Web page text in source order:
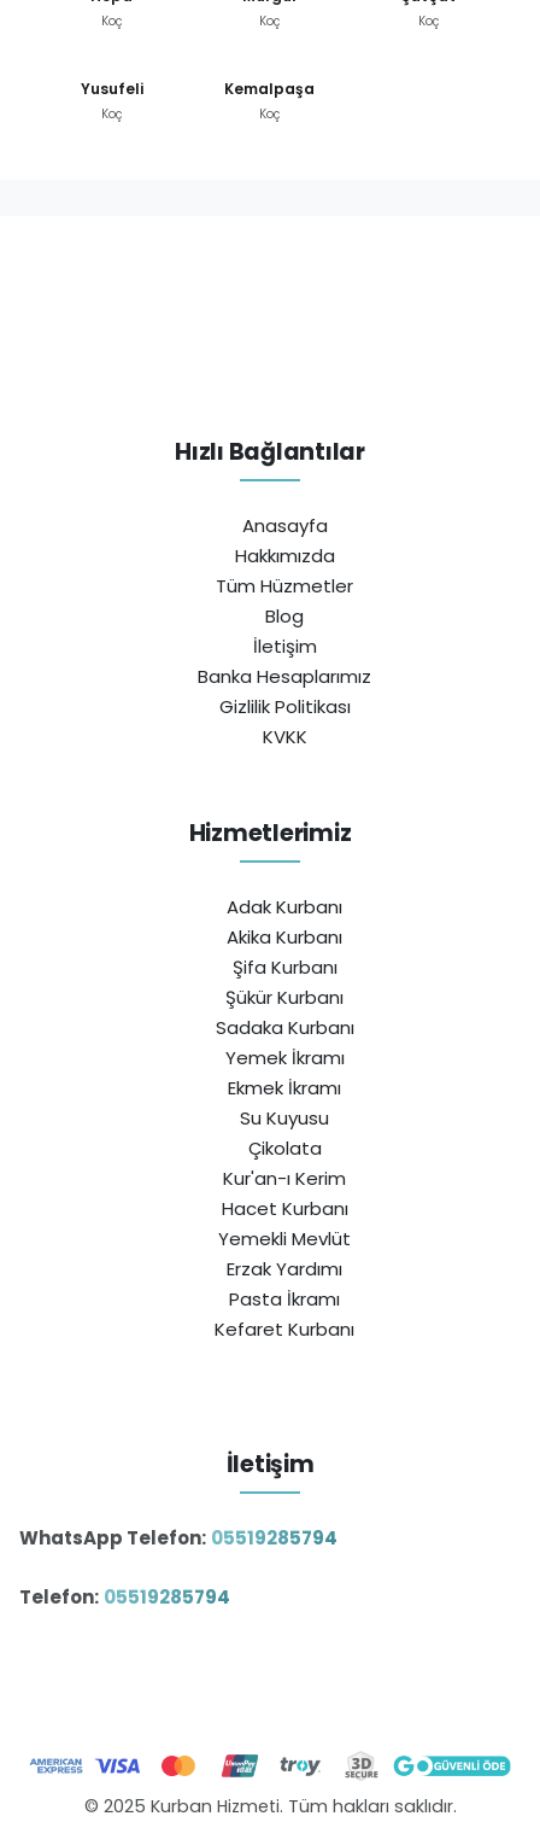
Koç Koç Koç
Yusufeli
Koç
Kemalpaşa
Koç
Hızlı Bağlantılar
Anasayfa
Hakkımızda
Tüm Hüzmetler
Blog
İletişim
Banka Hesaplarımız
Gizlilik Politikası
KVKK
Hizmetlerimiz
Adak Kurbanı
Akika Kurbanı
Şifa Kurbanı
Şükür Kurbanı
Sadaka Kurbanı
Yemek İkramı
Ekmek İkramı
Su Kuyusu
Çikolata
Kur'an-ı Kerim
Hacet Kurbanı
Yemekli Mevlüt
Erzak Yardımı
Pasta İkramı
Kefaret Kurbanı
İletişim
WhatsApp Telefon: 05519285794
Telefon: 05519285794
© 2025 Kurban Hizmeti. Tüm hakları saklıdır.